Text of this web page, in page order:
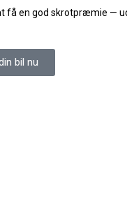
få en god skrotpræmie —
bil nu